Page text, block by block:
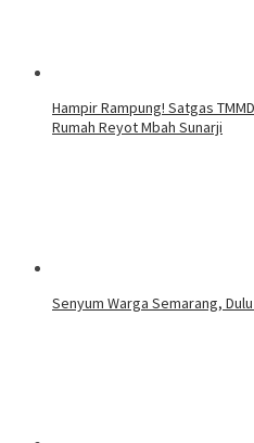
Hampir Rampung! Satgas
Rumah Reyot Mbah Sunarji
Senyum Warga Semarang,